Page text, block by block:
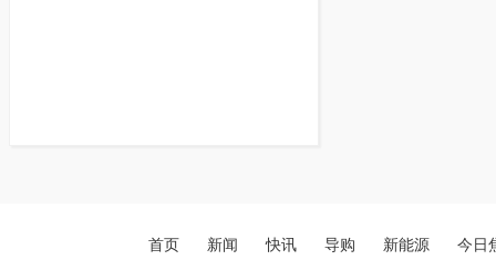
首页 新闻 快讯 导购 新能源 今日